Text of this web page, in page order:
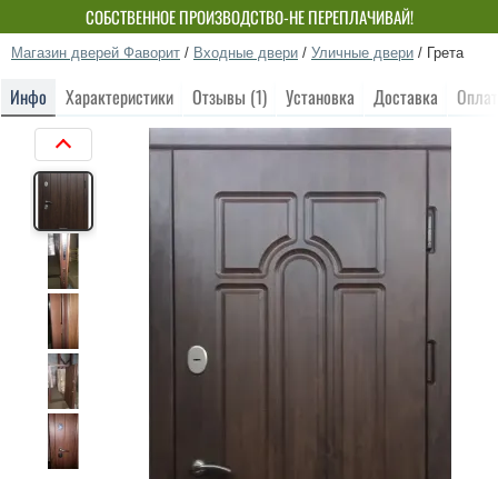
СОБСТВЕННОЕ ПРОИЗВОДСТВО-НЕ ПЕРЕПЛАЧИВАЙ!
Магазин дверей Фаворит / Входные двери / Уличные двери / Грета
Инфо Характеристики Отзывы (1) Установка Доставка